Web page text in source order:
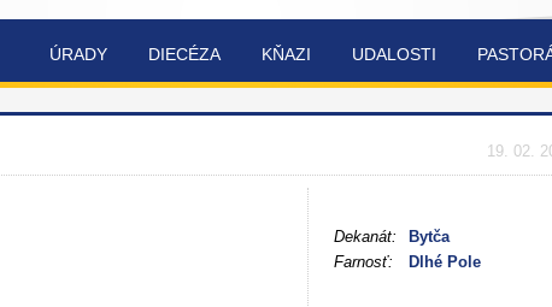
ÚRADY DIECÉZA KŇAZI UDALOSTI
NAŠA
OBNOVA
TROJICE
SYNODA
19. 02.
Dekanát:
Bytča
Farnosť:
Dlhé Pole